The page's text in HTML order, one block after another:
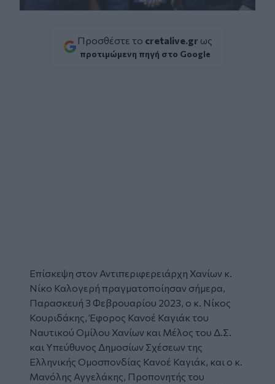
Προσθέστε το cretalive.gr ως
προτιμώμενη πηγή στο Google
Επίσκεψη στον Αντιπεριφερειάρχη Χανίων κ.
Νίκο Καλογερή πραγματοποίησαν σήμερα,
Παρασκευή 3 Φεβρουαρίου 2023, ο κ. Νίκος
Κουριδάκης, Έφορος Κανοέ Καγιάκ του
Ναυτικού Ομίλου Χανίων και Μέλος του Δ.Σ.
και Υπεύθυνος Δημοσίων Σχέσεων της
Ελληνικής Ομοσπονδίας Κανοέ Καγιάκ, και ο κ.
Μανόλης Αγγελάκης, Προπονητής του